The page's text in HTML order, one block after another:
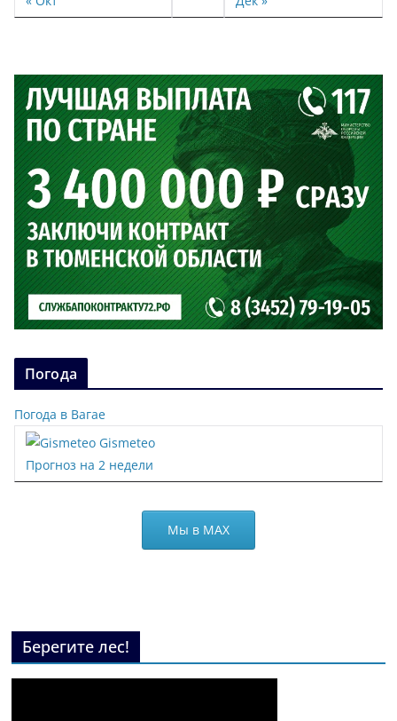
Погода
Погода в Вагае
Gismeteo
Прогноз на 2 недели
Мы в МАХ
Берегите лес!